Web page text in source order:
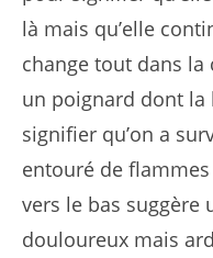
là mais qu’elle
change tout dans
un poignard dont la
signifier qu’on a
entouré de
vers le bas suggère
douloureux mais